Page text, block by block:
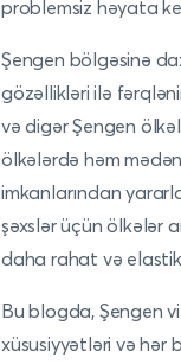
problemsiz həyata
Şengen bölgəsinə
gözəllikləri ilə
və digər Şengen
ölkələrdə həm
imkanlarından
şəxslər üçün ölkələr
daha rahat və
Bu blogda, Şengen
xüsusiyyətləri və hər